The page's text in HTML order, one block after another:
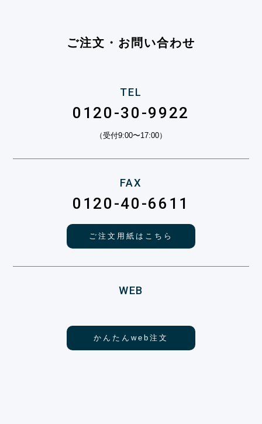
ご注文・お問い合わせ
TEL
0120-30-9922
（受付9:00〜17:00）
FAX
0120-40-6611
ご注文用紙はこちら
WEB
かんたんweb注文